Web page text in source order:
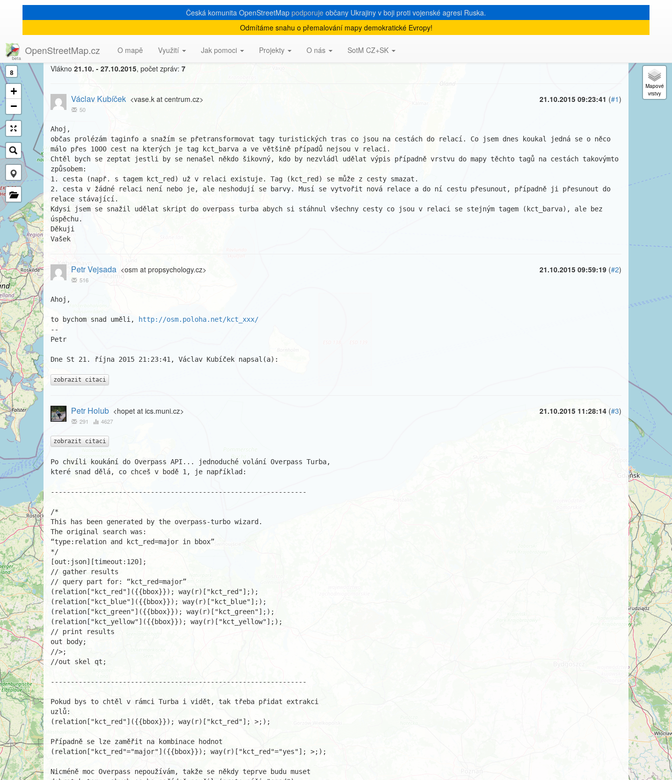
Česká komunita OpenStreetMap podporuje občany Ukrajiny v boji proti vojenské agresi Ruska.
Odmítáme snahu o přemalování mapy demokratické Evropy!
OpenStreetMap.cz O mapě Využití Jak pomoci Projekty O nás SotM CZ+SK
8
+
−
[Talk-cz] Tagy turistických tras na cestách
Vlákno 21.10. - 27.10.2015, počet zpráv: 7
21.10.2015 09:23:41 (#1)
Václav Kubíček <vase.k at centrum.cz>
50
Ahoj,
občas prolézám taginfo a snažím se přetransformovat tagy turistických tras co jsou na cestách do relací. Co jsem dnes koukal jedná se o něco
málo přes 1000 cest na kterých je tag kct_barva a ve většině případů nejsou v relaci.
Chtěl bych se zeptat jestli by se nenašel někdo šikovný, kdo by nezvládl udělat výpis případně vrstvu do mapy těchto tagů na cestách takovýmto
způsobem:
1. cesta (např. s tagem kct_red) už v relaci existuje. Tag (kct_red) se může z cesty smazat.
2. cesta v žádné relaci není nebo je, ale neshodují se barvy. Musí se vytvořit nová relace a do ní cestu přesunout, případně ji přesunout do
relace stávající.
Kdysi jsem se snažil udělat skript do overpass turba abych si stáhnul všechny cesty co jsou v relaci se stejným tagem (kct_barva), ale bez
úspěchu.
Děkuji
Vašek
21.10.2015 09:59:19 (#2)
Petr Vejsada <osm at propsychology.cz>
516
Ahoj,
to bychom snad uměli,
http://osm.poloha.net/kct_xxx/
--
Petr
Dne St 21. října 2015 21:23:41, Václav Kubíček napsal(a):
zobrazit citaci
21.10.2015 11:28:14 (#3)
Petr Holub <hopet at ics.muni.cz>
291 4627
zobrazit citaci
Po chvíli koukání do Overpass API... jednoduché volání Overpass Turba,
které snad dělá, co chceš v bodě 1, je například:
----------------------------------------------------------------
/*
This has been generated by the overpass-turbo wizard.
The original search was:
“type:relation and kct_red=major in bbox”
*/
[out:json][timeout:120];
// gather results
// query part for: “kct_red=major”
(relation["kct_red"]({{bbox}}); way(r)["kct_red"];);
(relation["kct_blue"]({{bbox}}); way(r)["kct_blue"];);
(relation["kct_green"]({{bbox}}); way(r)["kct_green"];);
(relation["kct_yellow"]({{bbox}}); way(r)["kct_yellow"];);
// print results
out body;
//>;
//out skel qt;
----------------------------------------------------------------
Pokud bys to chtěl v rámci Turba i vidět, tak třeba přidat extrakci
uzlů:
(relation["kct_red"]({{bbox}}); way(r)["kct_red"]; >;);
Případně se lze zaměřit na kombinace hodnot
(relation["kct_red"="major"]({{bbox}}); way(r)["kct_red"="yes"]; >;);
Nicméně moc Overpass nepoužívám, takže se někdy teprve budu muset